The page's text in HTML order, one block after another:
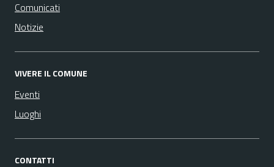
Comunicati
Notizie
VIVERE IL COMUNE
Eventi
Luoghi
CONTATTI